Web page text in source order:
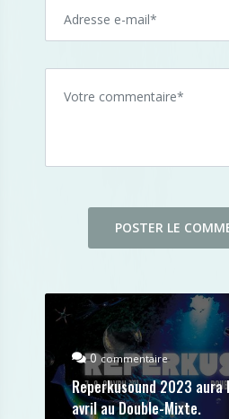
0commentaire
Reperkusound 2023 aura
avril au Double-Mixte.